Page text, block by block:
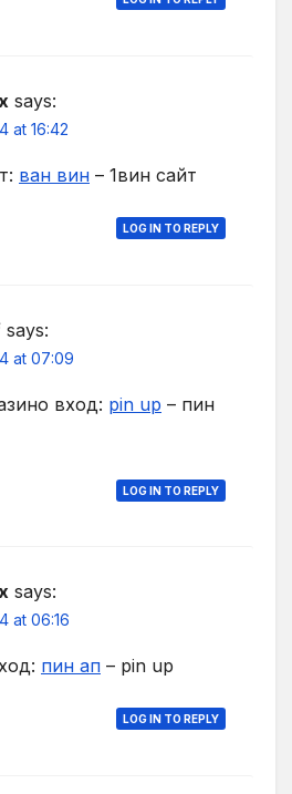
says:
at 16:42
ван вин – 1вин сайт
LOG IN TO REPLY
says:
at 07:09
вход: pin up – пин
LOG IN TO REPLY
says:
at 06:16
пин ап – pin up
LOG IN TO REPLY